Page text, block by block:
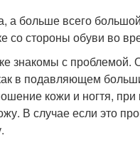
а больше всего
со стороны обуви во
знакомы с
в подавляющем
кожи и ногтя,
В случае если это